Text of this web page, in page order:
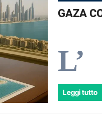
GAZA
L’
Leggi tutto